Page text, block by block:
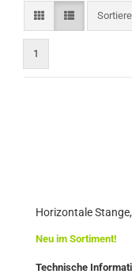
1
Horizontale
Neu im Sortiment!
Technische